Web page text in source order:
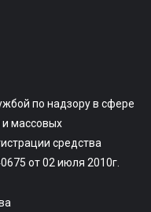
по надзору в сфере
массовых
средства
от 02 июля 2010г.